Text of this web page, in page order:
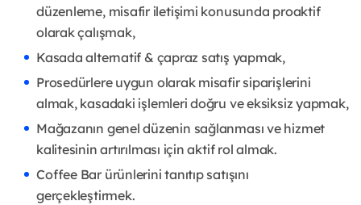
düzenleme, misafir iletişimi konusunda proaktif
olarak çalışmak,
Kasada alternatif & çapraz satış yapmak,
Prosedürlere uygun olarak misafir siparişlerini
almak, kasadaki işlemleri doğru ve eksiksiz yapmak,
Mağazanın genel düzenin sağlanması ve hizmet
kalitesinin artırılması için aktif rol almak.
Coffee Bar ürünlerini tanıtıp satışını
gerçekleştirmek.